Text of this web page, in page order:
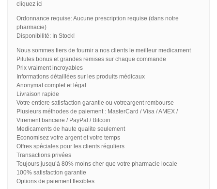
cliquez ici
Ordonnance requise: Aucune prescription requise (dans notre
pharmacie)
Disponibilité: In Stock!
Nous sommes fiers de fournir a nos clients le meilleur medicament
Pilules bonus et grandes remises sur chaque commande
Prix vraiment incroyables
Informations détaillées sur les produits médicaux
Anonymat complet et légal
Livraison rapide
Votre entiere satisfaction garantie ou votreargent rembourse
Plusieurs méthodes de paiement : MasterCard / Visa / AMEX /
Virement bancaire / PayPal / Bitcoin
Medicaments de haute qualite seulement
Economisez votre argent et votre temps
Offres spéciales pour les clients réguliers
Transactions privées
Toujours jusqu’à 80% moins cher que votre pharmacie locale
100% satisfaction garantie
Options de paiement flexibles